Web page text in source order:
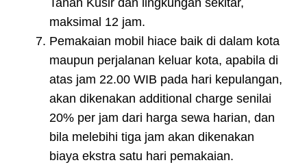
maksimal 12 jam.
Pemakaian mobil hiace baik di dalam kota
maupun perjalanan keluar kota, apabila di
atas jam 22.00 WIB pada hari kepulangan,
akan dikenakan additional charge senilai
20% per jam dari harga sewa harian, dan
bila melebihi tiga jam akan dikenakan
biaya ekstra satu hari pemakaian.